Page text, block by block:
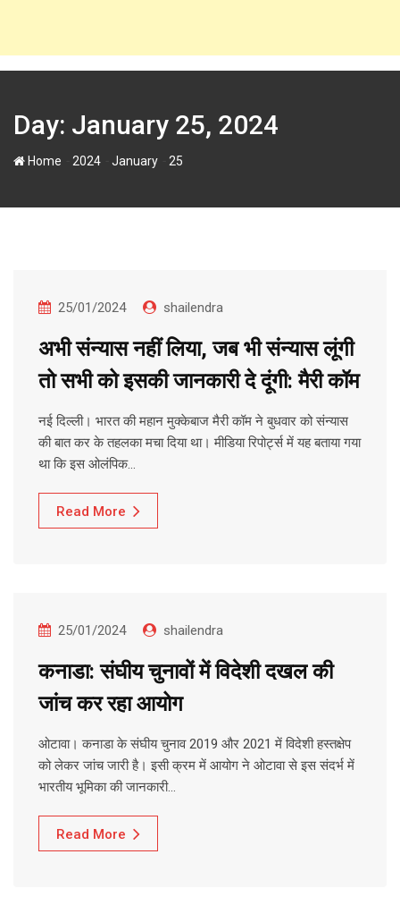
Day: January 25, 2024
Home 2024 January 25
25/01/2024 shailendra
अभी संन्यास नहीं लिया, जब भी संन्यास लूंगी
तो सभी को इसकी जानकारी दे दूंगी: मैरी कॉम
नई दिल्ली। भारत की महान मुक्केबाज मैरी कॉम ने बुधवार को संन्यास
की बात कर के तहलका मचा दिया था। मीडिया रिपोर्ट्स में यह बताया गया
था कि इस ओलंपिक…
Read More
25/01/2024 shailendra
कनाडा: संघीय चुनावों में विदेशी दखल की
जांच कर रहा आयोग
ओटावा। कनाडा के संघीय चुनाव 2019 और 2021 में विदेशी हस्तक्षेप
को लेकर जांच जारी है। इसी क्रम में आयोग ने ओटावा से इस संदर्भ में
भारतीय भूमिका की जानकारी…
Read More